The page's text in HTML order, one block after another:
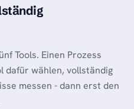
Tools. Einen Prozess
dafür wählen, vollständig
messen - dann erst den